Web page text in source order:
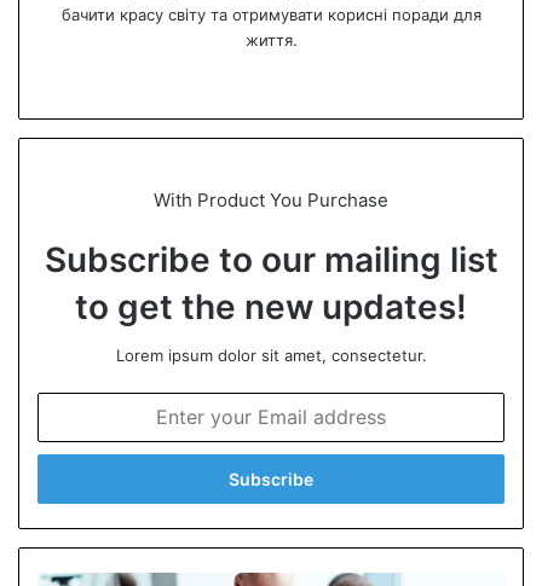
бачити красу світу та отримувати корисні поради для
життя.
te
With Product You Purchase
Subscribe to our mailing list
to get the new updates!
Lorem ipsum dolor sit amet, consectetur.
t
r
y
u